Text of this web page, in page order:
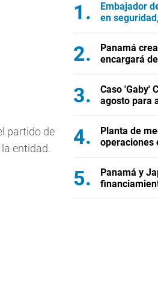
partido de
entidad.
Embajador
en
Panamá
encargará
Caso 'Gaby'
agosto para
Planta de
operaciones
Panamá y